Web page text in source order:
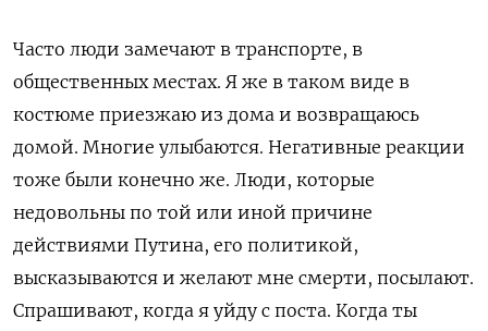
Часто люди замечают в транспорте, в
общественных местах. Я же в таком виде в
костюме приезжаю из дома и возвращаюсь
домой. Многие улыбаются. Негативные реакции
тоже были конечно же. Люди, которые
недовольны по той или иной причине
действиями Путина, его политикой,
высказываются и желают мне смерти, посылают.
Спрашивают, когда я уйду с поста. Когда ты